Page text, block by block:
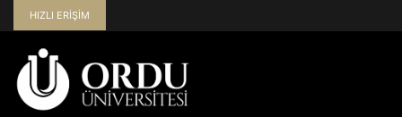
HIZLI ERİŞİM